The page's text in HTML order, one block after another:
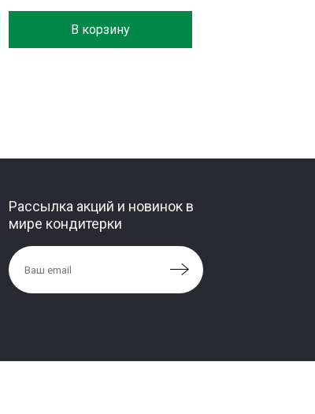
В корзину
Рассылка акций и новинок в
мире кондитерки